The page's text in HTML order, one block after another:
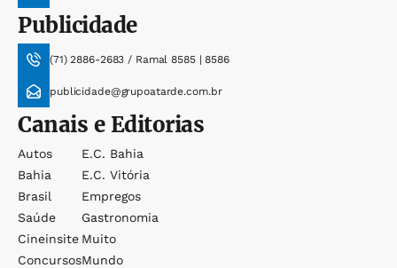
Publicidade
(71) 2886-2683 / Ramal 8585 | 8586
publicidade@grupoatarde.com.br
Canais e Editorias
Autos
Bahia
Brasil
Saúde
Cineinsite
Concursos
E.c. Bahia
E.c. Vitória
Empregos
Gastronomia
Muito
Mundo